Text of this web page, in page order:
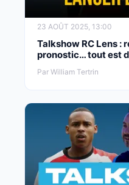
23 AOÛT 2025, 13:00
Talkshow RC Lens :
pronostic… tout est
Par William Tertrin